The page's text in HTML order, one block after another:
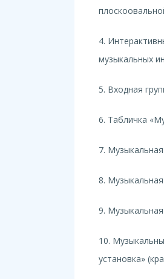
4.
музыкальных
5. Входная
6. Табличка
7.
8.
9.
10.
установка»